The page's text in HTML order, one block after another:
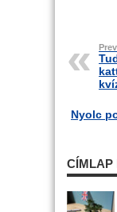
Nyolc
CÍMLAP